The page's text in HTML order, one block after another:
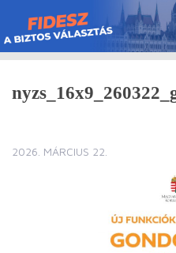
Skip
to
content
2026. MÁRCIUS 22.